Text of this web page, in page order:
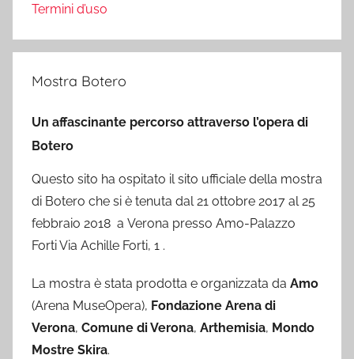
Termini d’uso
Mostra Botero
Un affascinante percorso attraverso l’opera di
Botero
Questo sito ha ospitato il sito ufficiale della mostra
di Botero che si è tenuta dal 21 ottobre 2017 al 25
febbraio 2018 a Verona presso Amo-Palazzo
Forti Via Achille Forti, 1 .
La mostra è stata prodotta e organizzata da Amo
(Arena MuseOpera), Fondazione Arena di
Verona, Comune di Verona, Arthemisia, Mondo
Mostre Skira.